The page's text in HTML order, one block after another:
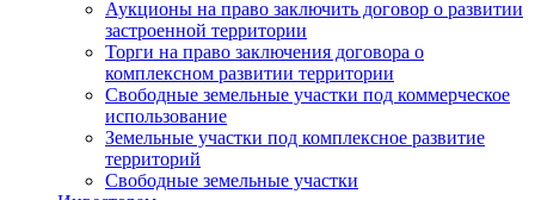
Аукционы на право заключить договор о развитии
застроенной территории
Торги на право заключения договора о
комплексном развитии территории
Свободные земельные участки под коммерческое
использование
Земельные участки под комплексное развитие
территорий
Свободные земельные участки